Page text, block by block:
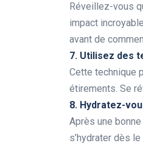
Réveillez-vous
impact
avant de
7. Utilisez des
Cette technique
étirements. Se
8. Hydratez-
Après une
s’hydrater dès